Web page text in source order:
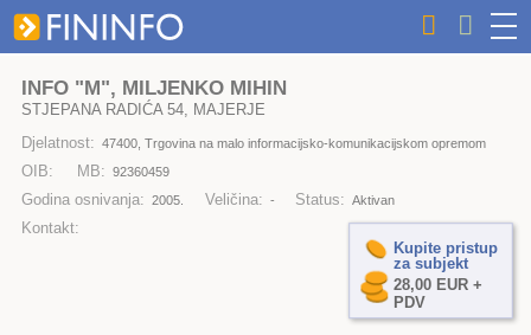
INFO "M", MILJENKO MIHIN
STJEPANA RADIĆA 54, MAJERJE
Djelatnost: 47400, Trgovina na malo informacijsko-komunikacijskom opremom
OIB: MB: 92360459
Godina osnivanja: 2005. Veličina: - Status: Aktivan
Kontakt:
Kupite pristup
za subjekt
28,00 EUR +
PDV